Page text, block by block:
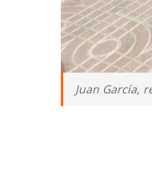
Juan García,